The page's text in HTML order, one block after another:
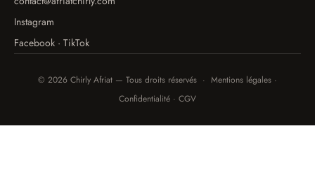
Instagram
Facebook · TikTok
© 2026 Chirly Afriat — Tous droits réservés · Mentions légales ·
Confidentialité · CGV